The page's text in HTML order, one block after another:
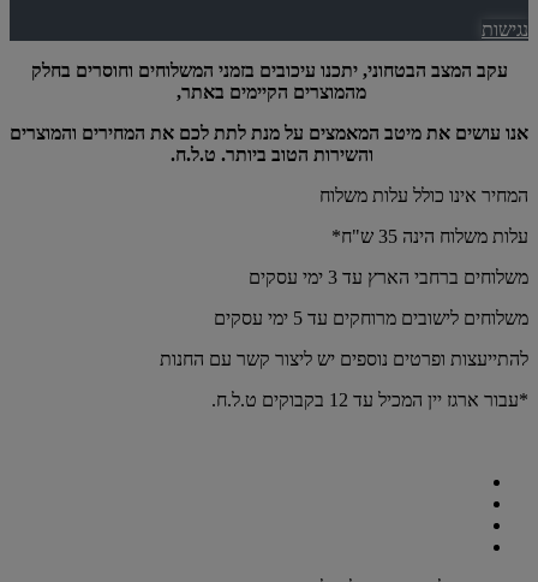
נגישות
עקב המצב הבטחוני, יתכנו עיכובים בזמני המשלוחים וחוסרים בחלק
מהמוצרים הקיימים באתר,
אנו עושים את מיטב המאמצים על מנת לתת לכם את המחירים והמוצרים
והשירות הטוב ביותר. ט.ל.ח.
המחיר אינו כולל עלות משלוח
עלות משלוח הינה 35 ש"ח*
משלוחים ברחבי הארץ עד 3 ימי עסקים
משלוחים לישובים מרוחקים עד 5 ימי עסקים
להתייעצות ופרטים נוספים יש ליצור קשר עם החנות
*עבור ארגז יין המכיל עד 12 בקבוקים ט.ל.ח.